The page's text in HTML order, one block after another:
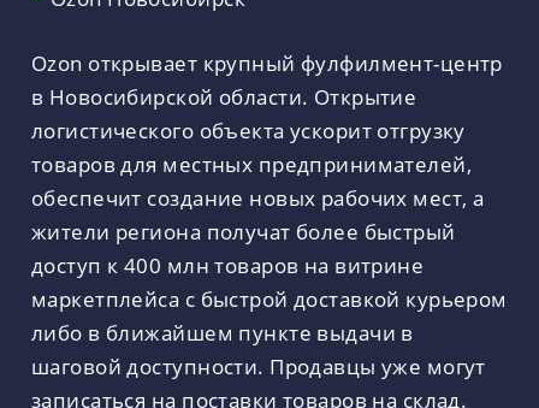
Ozon открывает крупный фулфилмент-центр
в Новосибирской области. Открытие
логистического объекта ускорит отгрузку
товаров для местных предпринимателей,
обеспечит создание новых рабочих мест, а
жители региона получат более быстрый
доступ к 400 млн товаров на витрине
маркетплейса с быстрой доставкой курьером
либо в ближайшем пункте выдачи в
шаговой доступности. Продавцы уже могут
записаться на поставки товаров на склад.